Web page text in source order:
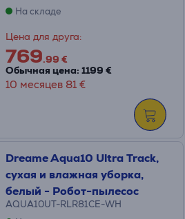
На складе
Цена для друга:
769.99 €
Обычная цена: 1199 €
10 месяцев 81 €
Dreame Aqua10 Ultra Track,
сухая и влажная уборка,
белый - Робот-пылесос
AQUA10UT-RLR81CE-WH